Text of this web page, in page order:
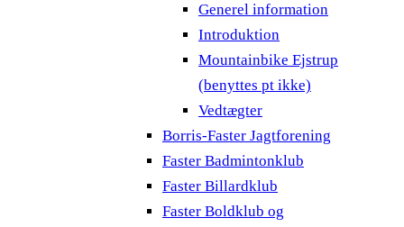
Generel information
Introduktion
Mountainbike Ejstrup
(benyttes pt ikke)
Vedtægter
Borris-Faster Jagtforening
Faster Badmintonklub
Faster Billardklub
Faster Boldklub og